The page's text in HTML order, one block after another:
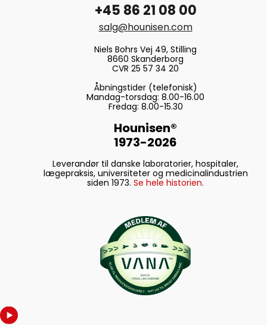
+45 86 21 08 00
salg@hounisen.com
Niels Bohrs Vej 49, Stilling
8660 Skanderborg
CVR 25 57 34 20
Åbningstider (telefonisk)
Mandag-torsdag: 8.00-16.00
Fredag: 8.00-15.30
Hounisen®
1973-2026
Leverandør til danske laboratorier, hospitaler,
lægepraksis, universiteter og medicinalindustrien
siden 1973. Se hele historien.